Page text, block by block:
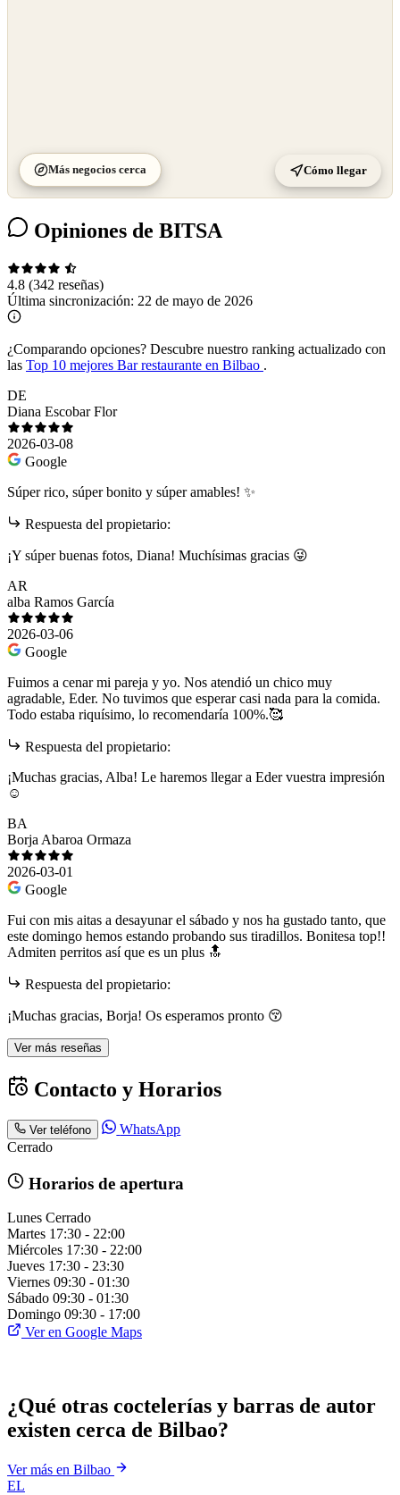
Más negocios cerca Cómo llegar
Opiniones de BITSA
4.8 (342 reseñas)
Última sincronización: 22 de mayo de 2026
¿Comparando opciones? Descubre nuestro ranking actualizado con
las Top 10 mejores Bar restaurante en Bilbao .
DE
Diana Escobar Flor
2026-03-08
Google
Súper rico, súper bonito y súper amables! ✨
Respuesta del propietario:
¡Y súper buenas fotos, Diana! Muchísimas gracias 😜
AR
alba Ramos García
2026-03-06
Google
Fuimos a cenar mi pareja y yo. Nos atendió un chico muy
agradable, Eder. No tuvimos que esperar casi nada para la comida.
Todo estaba riquísimo, lo recomendaría 100%.🥰
Respuesta del propietario:
¡Muchas gracias, Alba! Le haremos llegar a Eder vuestra impresión
☺️
BA
Borja Abaroa Ormaza
2026-03-01
Google
Fui con mis aitas a desayunar el sábado y nos ha gustado tanto, que
este domingo hemos estando probando sus tiradillos. Bonitesa top!!
Admiten perritos así que es un plus 🔝
Respuesta del propietario:
¡Muchas gracias, Borja! Os esperamos pronto 😚
Ver más reseñas
Contacto y Horarios
Ver teléfono
WhatsApp
Cerrado
Horarios de apertura
Lunes Cerrado
Martes 17:30 - 22:00
Miércoles 17:30 - 22:00
Jueves 17:30 - 23:30
Viernes 09:30 - 01:30
Sábado 09:30 - 01:30
Domingo 09:30 - 17:00
Ver en Google Maps
¿Qué otras coctelerías y barras de autor
existen cerca de Bilbao?
Ver más en Bilbao
EL